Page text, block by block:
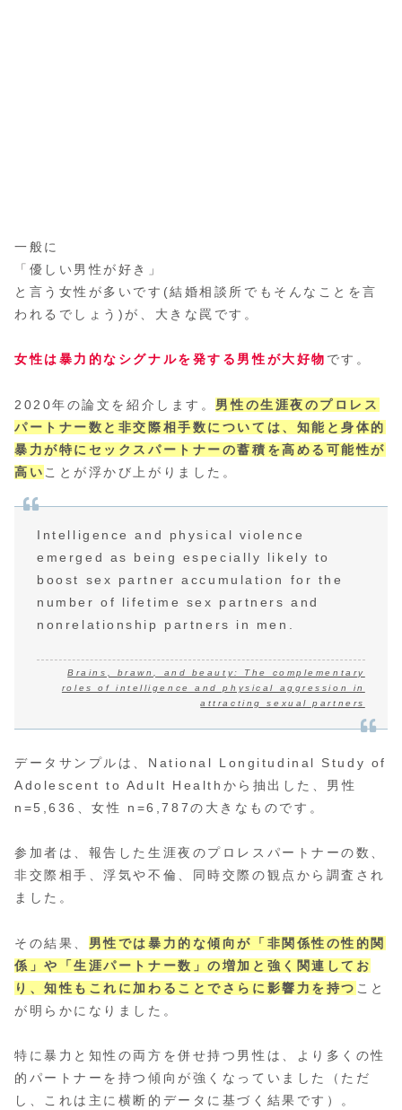
一般に
「優しい男性が好き」
と言う女性が多いです(結婚相談所でもそんなことを言
われるでしょう)が、大きな罠です。
女性は暴力的なシグナルを発する男性が大好物 です。
2020年の論文を紹介します。 男性の生涯夜のプロレス
パートナー数と非交際相手数については、知能と身体的
暴力が特にセックスパートナーの蓄積を高める可能性が
高い ことが浮かび上がりました。
Intelligence and physical violence
emerged as being especially likely to
boost sex partner accumulation for the
number of lifetime sex partners and
nonrelationship partners in men.
Brains, brawn, and beauty: The complementary
roles of intelligence and physical aggression in
attracting sexual partners
データサンプルは、National Longitudinal Study of
Adolescent to Adult Healthから抽出した、男性
n=5,636、女性 n=6,787の大きなものです。
参加者は、報告した生涯夜のプロレスパートナーの数、
非交際相手、浮気や不倫、同時交際の観点から調査され
ました。
その結果、 男性では暴力的な傾向が「非関係性の性的関
係」や「生涯パートナー数」の増加と強く関連してお
り、知性もこれに加わることでさらに影響力を持つ こと
が明らかになりました。
特に暴力と知性の両方を併せ持つ男性は、より多くの性
的パートナーを持つ傾向が強くなっていました（ただ
し、これは主に横断的データに基づく結果です）。